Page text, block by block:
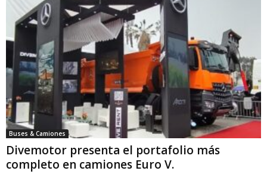
Buses & Camiones
Divemotor presenta el portafolio más
completo en camiones Euro V.